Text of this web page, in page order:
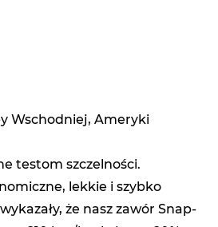
Wschodniej, Ameryki
testom szczelności.
lekkie i szybko
że nasz zawór Snap-